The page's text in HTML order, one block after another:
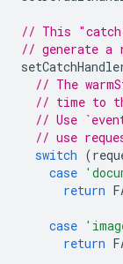
// This
// generate a
// The
// time to
// Use
// use
switch (
case
return
case
return